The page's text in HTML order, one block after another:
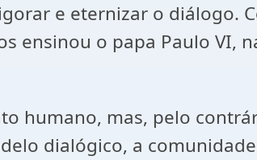
e eternizar o diálogo.
ensinou o papa Paulo VI,
humano, mas, pelo
dialógico, a